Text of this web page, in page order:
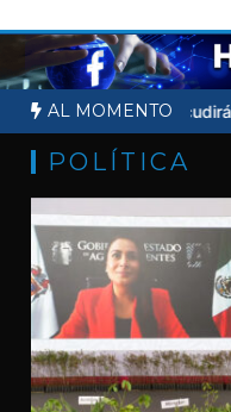
al
contenido
AL MOMENTO
Sheinbaum no acudirá a
POLÍTICA